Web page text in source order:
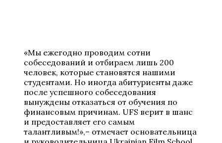
«Мы ежегодно проводим сотни
собеседований и отбираем лишь 200
человек, которые становятся нашими
студентами. Но иногда абитуриенты даже
после успешного собеседования
вынуждены отказаться от обучения по
финансовым причинам. UFS верит в шанс
и предоставляет его самым
талантливым!»,– отмечает основательница